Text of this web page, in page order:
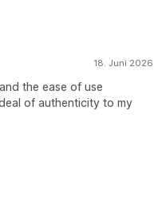
18. Juni 2026
the ease of use
of authenticity to my